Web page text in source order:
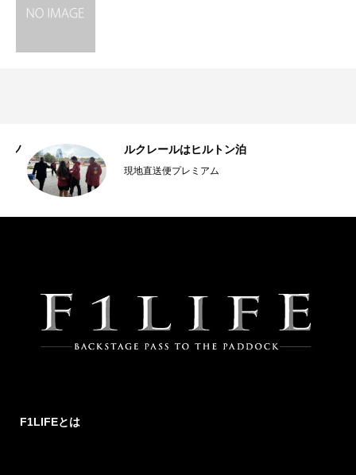
ルクレールはヒルトン泊
現地直送便プレミアム
F1LIFEとは